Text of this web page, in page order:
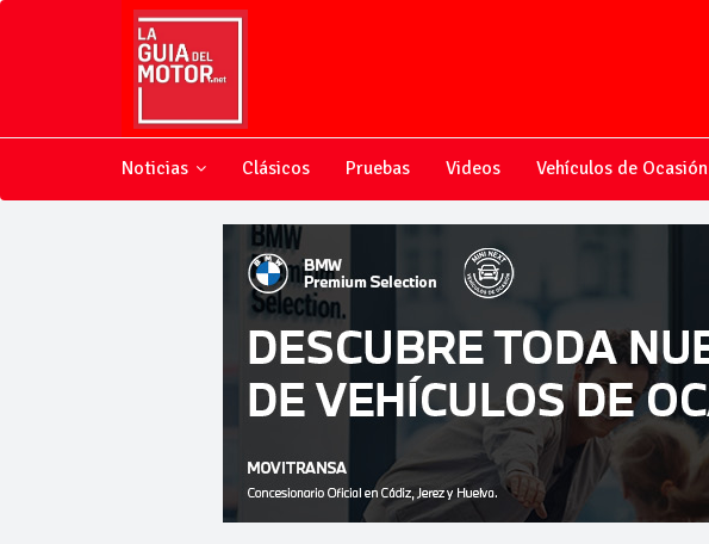
Noticias Clásicos Pruebas Videos Vehículos de Ocasión